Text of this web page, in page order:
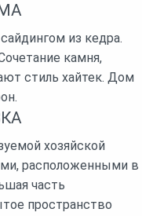
из кедра.
камня,
стиль хайтек. Дом
хозяйской
расположенными в
часть
пространство